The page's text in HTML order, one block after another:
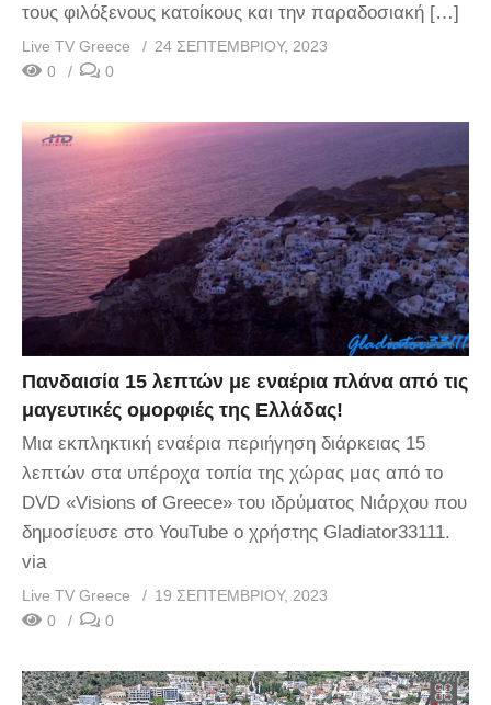
τους φιλόξενους κατοίκους και την παραδοσιακή […]
Live TV Greece
24 ΣΕΠΤΕΜΒΡΊΟΥ, 2023
0
0
Πανδαισία 15 λεπτών με εναέρια πλάνα από τις
μαγευτικές ομορφιές της Ελλάδας!
Μια εκπληκτική εναέρια περιήγηση διάρκειας 15
λεπτών στα υπέροχα τοπία της χώρας μας από το
DVD «Visions of Greece» του ιδρύματος Νιάρχου που
δημοσίευσε στο YouTube ο χρήστης Gladiator33111.
via
Live TV Greece
19 ΣΕΠΤΕΜΒΡΊΟΥ, 2023
0
0